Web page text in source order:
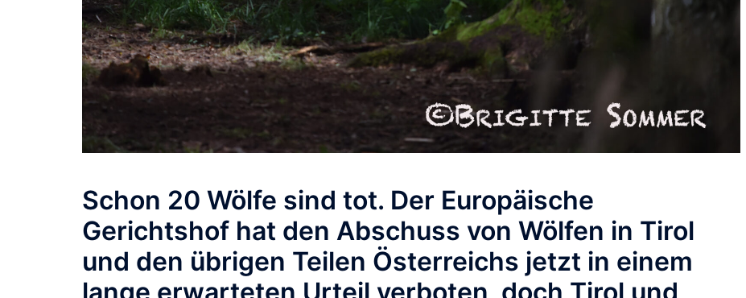
Schon 20 Wölfe sind tot. Der Europäische
Gerichtshof hat den Abschuss von Wölfen in Tirol
und den übrigen Teilen Österreichs jetzt in einem